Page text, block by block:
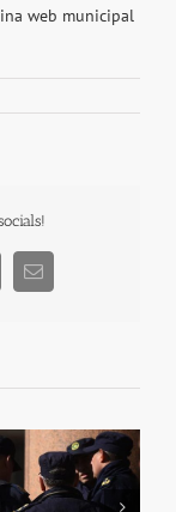
web municipal
PinterestEmail